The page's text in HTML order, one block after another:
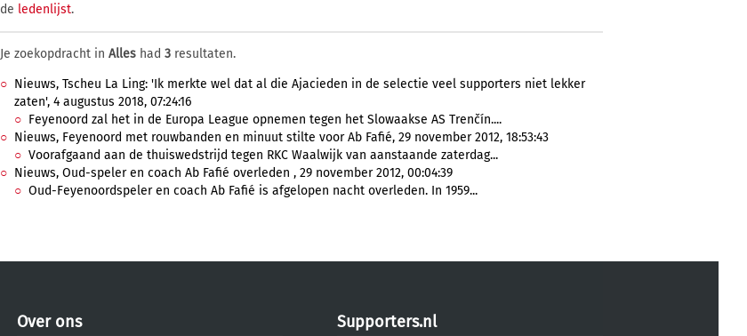
de ledenlijst.
Je zoekopdracht in Alles had 3 resultaten.
Nieuws, Tscheu La Ling: 'Ik merkte wel dat al die Ajacieden in de selectie veel supporters niet lekker
zaten', 4 augustus 2018, 07:24:16
Feyenoord zal het in de Europa League opnemen tegen het Slowaakse AS Trenčín....
Nieuws, Feyenoord met rouwbanden en minuut stilte voor Ab Fafié, 29 november 2012, 18:53:43
Voorafgaand aan de thuiswedstrijd tegen RKC Waalwijk van aanstaande zaterdag...
Nieuws, Oud-speler en coach Ab Fafié overleden , 29 november 2012, 00:04:39
Oud-Feyenoordspeler en coach Ab Fafié is afgelopen nacht overleden. In 1959...
Over ons Supporters.nl